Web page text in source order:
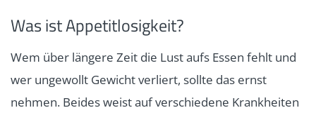
Was ist Appetitlosigkeit?
Wem über längere Zeit die Lust aufs Essen fehlt und
wer ungewollt Gewicht verliert, sollte das ernst
nehmen. Beides weist auf verschiedene Krankheiten